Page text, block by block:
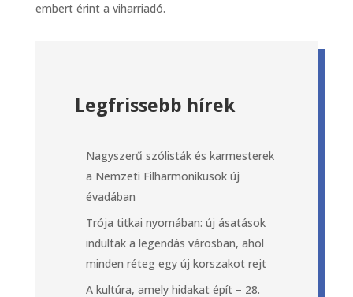
embert érint a viharriadó.
Legfrissebb hírek
Nagyszerű szólisták és karmesterek
a Nemzeti Filharmonikusok új
évadában
Trója titkai nyomában: új ásatások
indultak a legendás városban, ahol
minden réteg egy új korszakot rejt
A kultúra, amely hidakat épít – 28.